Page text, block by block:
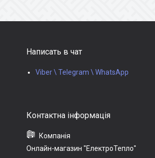
Написать в чат
Viber \ Telegram \ WhatsApp
Онлайн-магазин "ЕлектроТепло"